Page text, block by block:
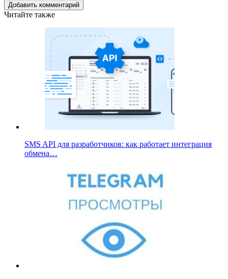
Добавить комментарий
Читайте также
SMS API для разработчиков: как работает интеграция
обмена…